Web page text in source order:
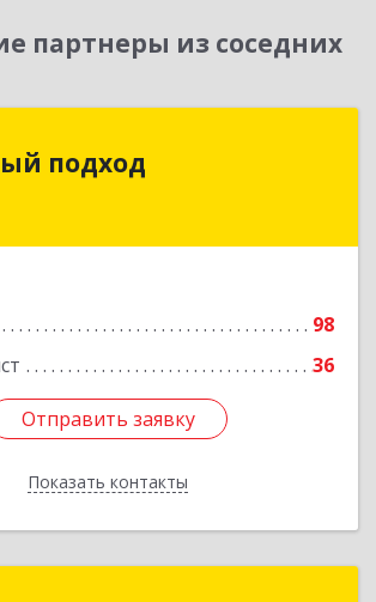
партнеры из соседних
подход
98
36
Отправить заявку
Показать контакты
обл, Владимир г, Ленина
Отправить заявку
Назад